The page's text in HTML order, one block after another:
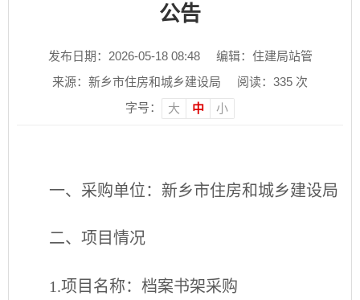
公告
发布日期：2026-05-18 08:48
编辑：住建局站管
来源：新乡市住房和城乡建设局
阅读： 335 次
字号：
大 中 小
一、 采购单位： 新乡市住房和城乡建设局
二、项目情况
1 .项目名称： 档案书架采购